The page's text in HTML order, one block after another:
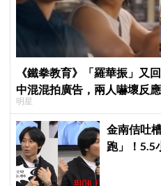
《鐵拳教育》「羅華振」又
中混混拍廣告，兩人嚇壞反
明星
金南佶吐
跑」！5.5